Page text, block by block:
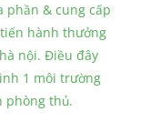
& cung cấp
hành thưởng
nội. Điều đây
1 môi trường
phòng thủ.